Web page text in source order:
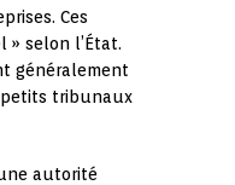
Ces
selon l’État.
généralement
petits tribunaux
autorité